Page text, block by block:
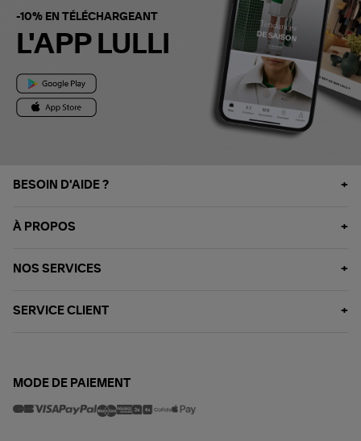
-10% EN TÉLÉCHARGEANT
L'APP LULLI
BESOIN D'AIDE ?
À PROPOS
NOS SERVICES
SERVICE CLIENT
MODE DE PAIEMENT